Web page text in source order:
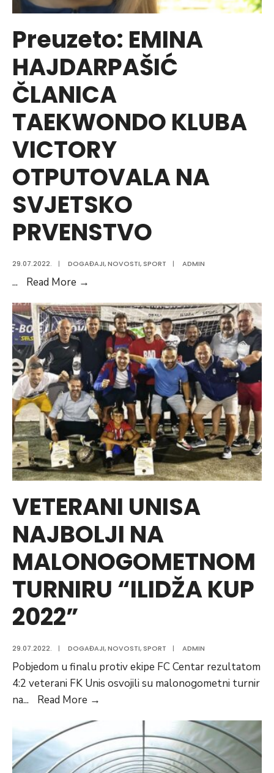
Preuzeto: EMINA
HAJDARPAŠIĆ
ČLANICA
TAEKWONDO KLUBA
VICTORY
OTPUTOVALA NA
SVJETSKO
PRVENSTVO
29.07.2022. | DOGAĐAJI,NOVOSTI, SPORT | ADMIN
... Read More →
HAJDARPAŠIĆ
ČLANICA
TAEKWONDO
KLUBA
VICTORY
OTPUTOVALA
NA
SVJETSKO
PRVENSTVO
VETERANI UNISA
NAJBOLJI NA
MALONOGOMETNOM
TURNIRU “ILIDŽA KUP
2022”
29.07.2022. | DOGAĐAJI,NOVOSTI, SPORT | ADMIN
Pobjedom u finalu protiv ekipe FC Centar rezultatom
4:2 veterani FK Unis osvojili su malonogometni turnir
na... Read More →
NAJBOLJI
NA
MALONOGOMETNOM